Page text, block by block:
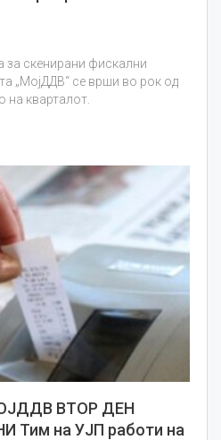
за скенирани фискални
„МојДДВ“ се врши во рок од
на кварталот.
ВТОР ДЕН
Тим на УЈП работи на